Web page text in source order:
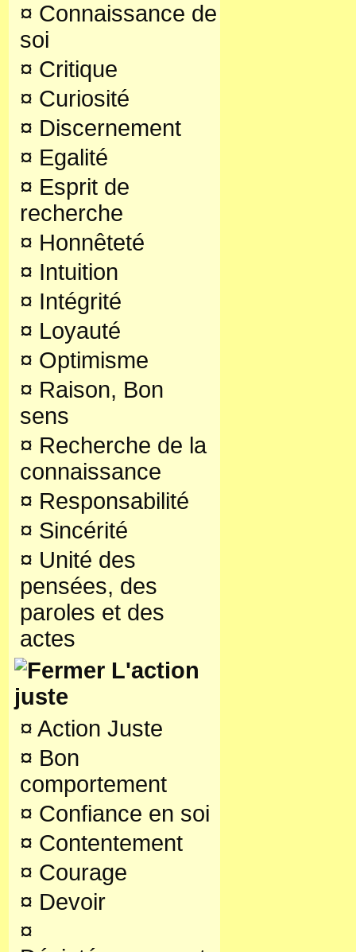
¤ Connaissance de
soi
¤ Critique
¤ Curiosité
¤ Discernement
¤ Egalité
¤ Esprit de
recherche
¤ Honnêteté
¤ Intuition
¤ Intégrité
¤ Loyauté
¤ Optimisme
¤ Raison, Bon
sens
¤ Recherche de la
connaissance
¤ Responsabilité
¤ Sincérité
¤ Unité des
pensées, des
paroles et des
actes
L'action
juste
¤ Action Juste
¤ Bon
comportement
¤ Confiance en soi
¤ Contentement
¤ Courage
¤ Devoir
¤